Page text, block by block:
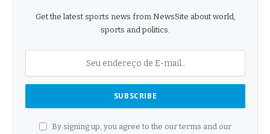
Get the latest sports news from NewsSite about world,
sports and politics.
By signing up, you agree to the our terms and our